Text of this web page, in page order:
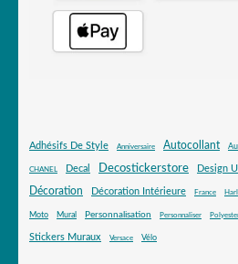
Adhésifs De Style Anniversaire Autocollant
CHANEL Decal Decostickerstore Design
Décoration Décoration Intérieure France
Moto Mural Personnalisation Personnaliser
Stickers Muraux Versace Vélo